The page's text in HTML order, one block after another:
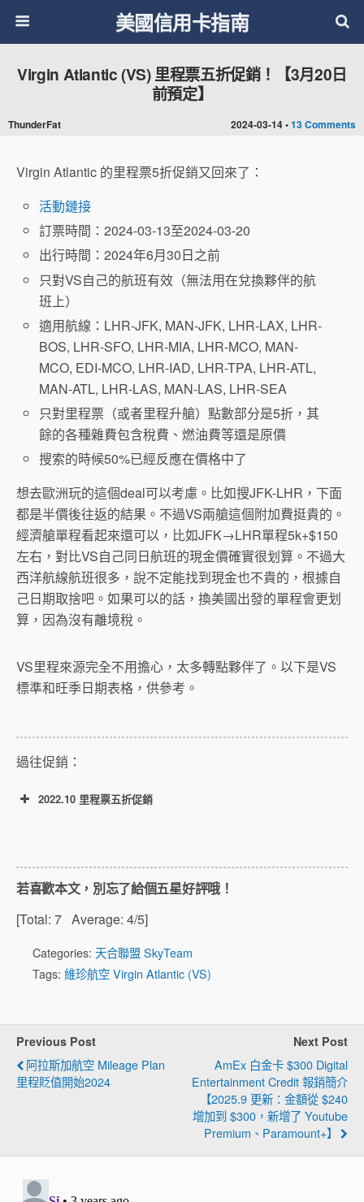
美國信用卡指南
2024-03-14 •13 Comments
Virgin Atlantic (VS) 里程票五折促銷！【3月20日
前預定】
ThunderFat
Virgin Atlantic 的里程票5折促銷又回來了：
活動鏈接
訂票時間：2024-03-13至2024-03-20
出行時間：2024年6月30日之前
只對VS自己的航班有效（無法用在兌換夥伴的航
班上）
適用航線：LHR-JFK, MAN-JFK, LHR-LAX, LHR-
BOS, LHR-SFO, LHR-MIA, LHR-MCO, MAN-
MCO, EDI-MCO, LHR-IAD, LHR-TPA, LHR-ATL,
MAN-ATL, LHR-LAS, MAN-LAS, LHR-SEA
只對里程票（或者里程升艙）點數部分是5折，其
餘的各種雜費包含稅費、燃油費等還是原價
搜索的時候50%已經反應在價格中了
想去歐洲玩的這個deal可以考慮。比如搜JFK-LHR，下面
都是半價後往返的結果。不過VS兩艙這個附加費挺貴的。
經濟艙單程看起來還可以，比如JFK→LHR單程5k+$150
左右，對比VS自己同日航班的現金價確實很划算。不過大
西洋航線航班很多，說不定能找到現金也不貴的，根據自
己日期取捨吧。如果可以的話，換美國出發的單程會更划
算，因為沒有離境稅。
VS里程來源完全不用擔心，太多轉點夥伴了。以下是VS
標準和旺季日期表格，供參考。
過往促銷：
2022.10 里程票五折促銷
活動鏈接
UK賬戶：可用在 UK – US/Caribbean
航線
US賬戶：可用在 US – UK 航線
（以上航線兩個方向都可以，不需要往
返）
若喜歡本文，別忘了給個五星好評哦！
[Total: 7 Average: 4/5]
Categories: 天合聯盟 SkyTeam
Tags: 維珍航空 Virgin Atlantic (VS)
Previous Post
阿拉斯加航空 Mileage Plan
里程貶值開始2024
Next Post
AmEx 白金卡 $300 Digital
Entertainment Credit 報銷簡介
【2025.9 更新：金額從 $240
增加到 $300，新增了 Youtube
Premium、Paramount+】